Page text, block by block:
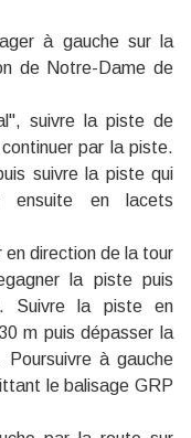
à gauche sur la
de Notre-Dame de
suivre la piste de
par la piste.
suivre la piste qui
ensuite en lacets
en direction de la tour
la piste puis
Suivre la piste en
m puis dépasser la
à gauche
le balisage GRP